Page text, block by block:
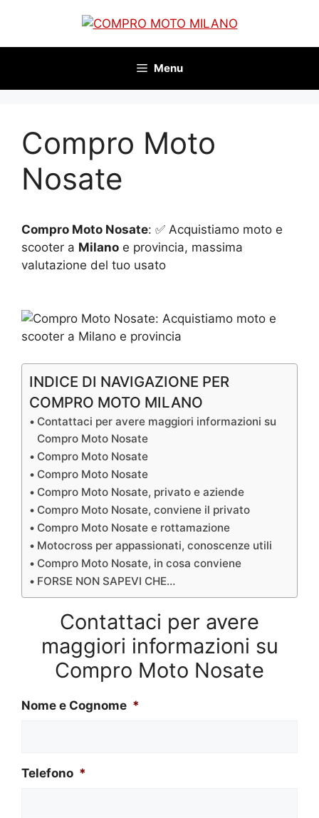
contenuto
Menu
Compro Moto
Nosate
Compro Moto Nosate: ✅ Acquistiamo moto e
scooter a Milano e provincia, massima
valutazione del tuo usato
INDICE DI NAVIGAZIONE PER
COMPRO MOTO MILANO
Contattaci per avere maggiori informazioni su
Compro Moto Nosate
Compro Moto Nosate
Compro Moto Nosate
Compro Moto Nosate, privato e aziende
Compro Moto Nosate, conviene il privato
Compro Moto Nosate e rottamazione
Motocross per appassionati, conoscenze utili
Compro Moto Nosate, in cosa conviene
FORSE NON SAPEVI CHE…
Contattaci per avere
maggiori informazioni su
Compro Moto Nosate
Nome e Cognome *
Telefono *